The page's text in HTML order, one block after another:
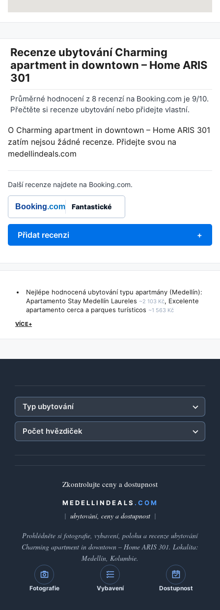
Recenze ubytováníCharming
apartment in downtown – Home ARIS
301
Průměrné hodnocení z 8 recenzí na Booking.com je 9/10.
Přečtěte si recenze ubytování nebo přidejte vlastní.
O Charming apartment in downtown – Home ARIS 301
zatím nejsou žádné recenze. Přidejte svou na
medellindeals.com
Další recenze najdete na Booking.com.
Booking.com Fantastické
Přidat recenzi +
Nejlépe hodnocená ubytování typu apartmány (Medellín):
Apartamento Stay Medellín Laureles ~2 103 Kč, Excelente
apartamento cerca a parques turísticos ~1 563 Kč
VÍCE+
Typ ubytování
Počet hvězdiček
Zkontrolujte ceny a dostupnost
MEDELLINDEALS .COM
ubytování, ceny a dostupnost
Prohlédněte si fotografie, vybavení, polohu a recenze ubytování
Charming apartment in downtown – Home ARIS 301. Lokalita:
Medellín, Kolumbie.
Fotografie Vybavení Dostupnost